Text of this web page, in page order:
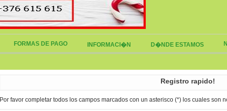
FORMAS DE PAGO INFORMACI�N D�NDE ESTAMOS
Registro rapido!
Por favor completar todos los campos marcados con un asterisco (*) los cuales son